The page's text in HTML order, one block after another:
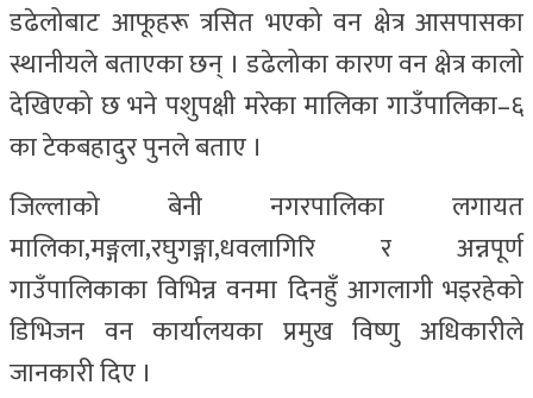
डढेलोबाट आफूहरू त्रसित भएको वन क्षेत्र आसपासका
स्थानीयले बताएका छन् । डढेलोका कारण वन क्षेत्र कालो
देखिएको छ भने पशुपक्षी मरेका मालिका गाउँपालिका–६
का टेकबहादुर पुनले बताए ।
जिल्लाको बेनी नगरपालिका लगायत
मालिका,मङ्गला,रघुगङ्गा,धवलागिरि र अन्नपूर्ण
गाउँपालिकाका विभिन्न वनमा दिनहुँ आगलागी भइरहेको
डिभिजन वन कार्यालयका प्रमुख विष्णु अधिकारीले
जानकारी दिए ।